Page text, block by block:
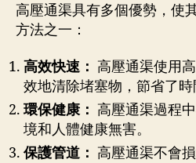
高壓通渠具有多個優勢，使
方法之一：
高效快速： 高壓通渠使用
效地清除堵塞物，節省了時
環保健康： 高壓通渠過程
境和人體健康無害。
保護管道： 高壓通渠不會